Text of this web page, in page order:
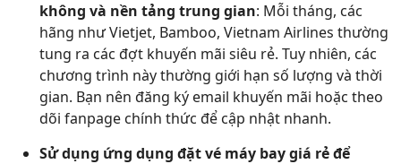
không và nền tảng trung gian: Mỗi tháng, các
hãng như Vietjet, Bamboo, Vietnam Airlines thường
tung ra các đợt khuyến mãi siêu rẻ. Tuy nhiên, các
chương trình này thường giới hạn số lượng và thời
gian. Bạn nên đăng ký email khuyến mãi hoặc theo
dõi fanpage chính thức để cập nhật nhanh.
Sử dụng ứng dụng đặt vé máy bay giá rẻ để